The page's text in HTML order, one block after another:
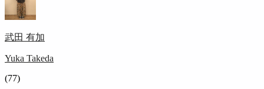
武田 有加
Yuka Takeda
(77)